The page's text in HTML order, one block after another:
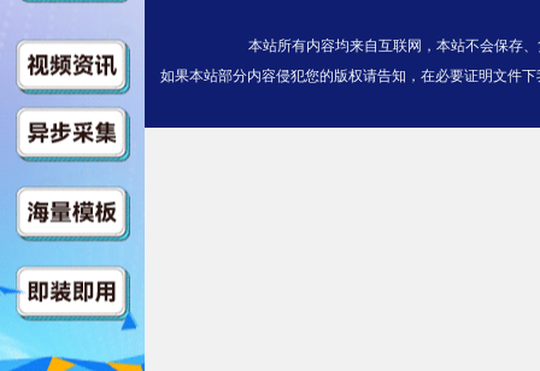
本站所有内容均来自互联网，本站不会保存
如果本站部分内容侵犯您的版权请告知，在必要证明文件